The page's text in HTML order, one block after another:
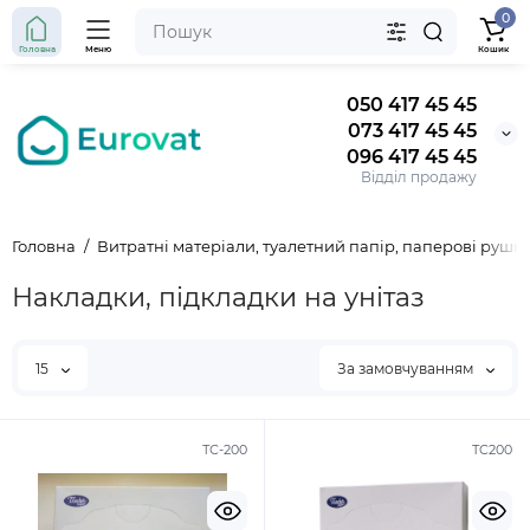
050 417 45 45
073 417 45 45
096 417 45 45
Відділ продажу
Головна Меню
0
Кошик
Головна Витратні матеріали, туалетний папір, паперові
Накладки, підкладки на унітаз
15 За замовчуванням
ТС-200 TC200